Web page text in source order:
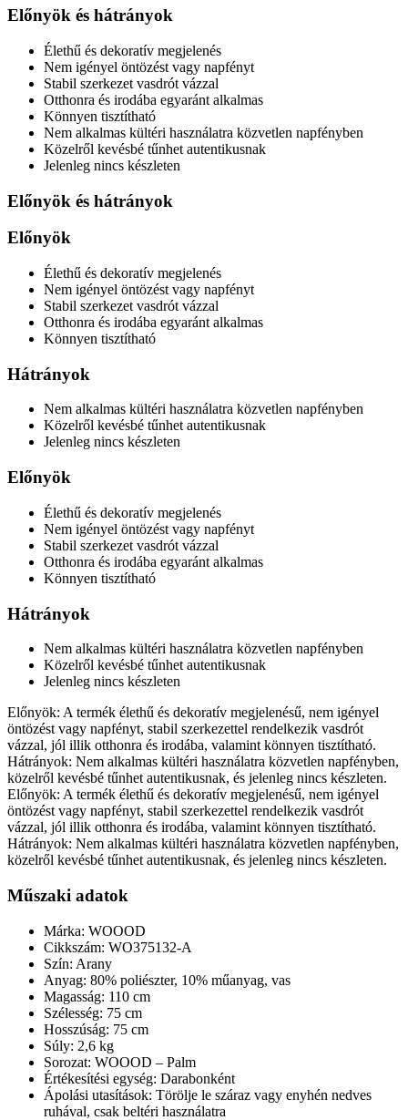
Előnyök és hátrányok
Élethű és dekoratív megjelenés
Nem igényel öntözést vagy napfényt
Stabil szerkezet vasdrót vázzal
Otthonra és irodába egyaránt alkalmas
Könnyen tisztítható
Nem alkalmas kültéri használatra közvetlen napfényben
Közelről kevésbé tűnhet autentikusnak
Jelenleg nincs készleten
Előnyök és hátrányok
Előnyök
Élethű és dekoratív megjelenés
Nem igényel öntözést vagy napfényt
Stabil szerkezet vasdrót vázzal
Otthonra és irodába egyaránt alkalmas
Könnyen tisztítható
Hátrányok
Nem alkalmas kültéri használatra közvetlen napfényben
Közelről kevésbé tűnhet autentikusnak
Jelenleg nincs készleten
Előnyök
Élethű és dekoratív megjelenés
Nem igényel öntözést vagy napfényt
Stabil szerkezet vasdrót vázzal
Otthonra és irodába egyaránt alkalmas
Könnyen tisztítható
Hátrányok
Nem alkalmas kültéri használatra közvetlen napfényben
Közelről kevésbé tűnhet autentikusnak
Jelenleg nincs készleten
Előnyök: A termék élethű és dekoratív megjelenésű, nem igényel
öntözést vagy napfényt, stabil szerkezettel rendelkezik vasdrót
vázzal, jól illik otthonra és irodába, valamint könnyen tisztítható.
Hátrányok: Nem alkalmas kültéri használatra közvetlen napfényben,
közelről kevésbé tűnhet autentikusnak, és jelenleg nincs készleten.
Előnyök: A termék élethű és dekoratív megjelenésű, nem igényel
öntözést vagy napfényt, stabil szerkezettel rendelkezik vasdrót
vázzal, jól illik otthonra és irodába, valamint könnyen tisztítható.
Hátrányok: Nem alkalmas kültéri használatra közvetlen napfényben,
közelről kevésbé tűnhet autentikusnak, és jelenleg nincs készleten.
Műszaki adatok
Márka: WOOOD
Cikkszám: WO375132-A
Szín: Arany
Anyag: 80% poliészter, 10% műanyag, vas
Magasság: 110 cm
Szélesség: 75 cm
Hosszúság: 75 cm
Súly: 2,6 kg
Sorozat: WOOOD – Palm
Értékesítési egység: Darabonként
Ápolási utasítások: Törölje le száraz vagy enyhén nedves
ruhával, csak beltéri használatra